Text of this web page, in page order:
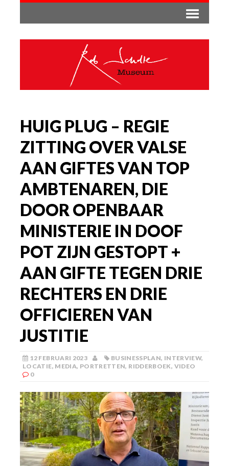
HUIG PLUG – REGIE
ZITTING OVER VALSE
AAN GIFTES VAN TOP
AMBTENAREN, DIE
DOOR OPENBAAR
MINISTERIE IN DOOF
POT ZIJN GESTOPT +
AAN GIFTE TEGEN DRIE
RECHTERS EN DRIE
OFFICIEREN VAN
JUSTITIE
12 FEBRUARI 2023 BUSINESSPLAN, INTERVIEW,
LOCATIE, MEDIA, PORTRETTEN, RIDDERBOEK, VIDEO
0